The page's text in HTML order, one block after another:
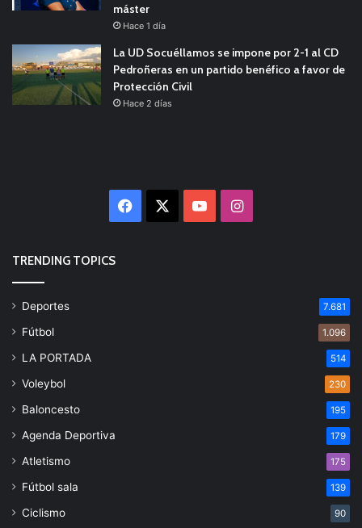
máster
Hace 1 día
La UD Socuéllamos se impone por 2-1 al CD
Pedroñeras en un partido benéfico a favor de
Protección Civil
Hace 2 días
Facebook YouTubeInstagram
TRENDING TOPICS
Deportes 7.681
Fútbol 1.096
LA PORTADA 514
Voleybol 230
Baloncesto 195
Agenda Deportiva 179
Atletismo 175
Fútbol sala 139
Ciclismo 90